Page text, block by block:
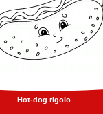
Hot-dog rigolo